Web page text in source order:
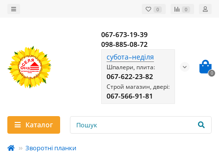
0 0
067-673-19-39
098-885-08-72
субота–неділя
Шпалери, плита:
067-622-23-82
Строй магазин, двері:
067-566-91-81
0
Каталог
Зворотні планки